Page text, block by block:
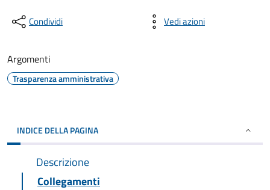
Condividi Vedi azioni
Argomenti
Trasparenza amministrativa
INDICE DELLA PAGINA
Descrizione
Collegamenti